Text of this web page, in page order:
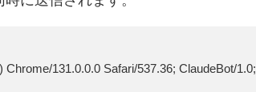
131.0.0.0 Safari/537.36; ClaudeBot/1.0;